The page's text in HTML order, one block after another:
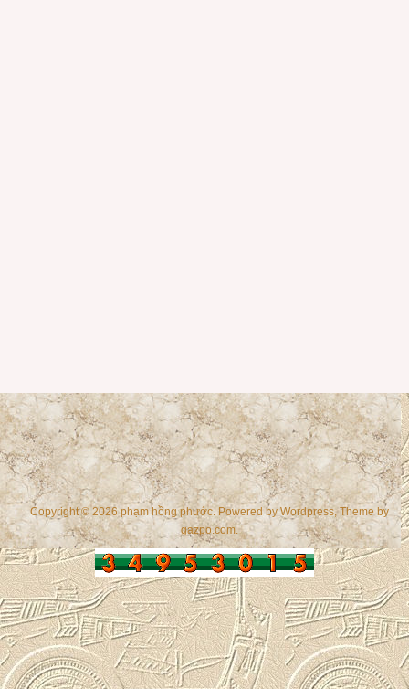
Copyright © 2026 phạm hồng phước. Powered byWordpress, Theme by
gazpo.com.